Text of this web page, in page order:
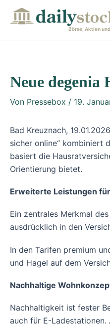
Inhalt
Börse, Aktien
Neue degenia
Von Pressebox / 19.
Bad Kreuznach,
sicher online“ kombiniert
basiert die
Orientierung bietet.
Erweiterte Leistungen
Ein zentrales Merkmal
ausdrücklich in den
In den Tarifen premium
und Hagel auf dem
Nachhaltige
Nachhaltigkeit ist fester
auch für E-
navigation
navigation